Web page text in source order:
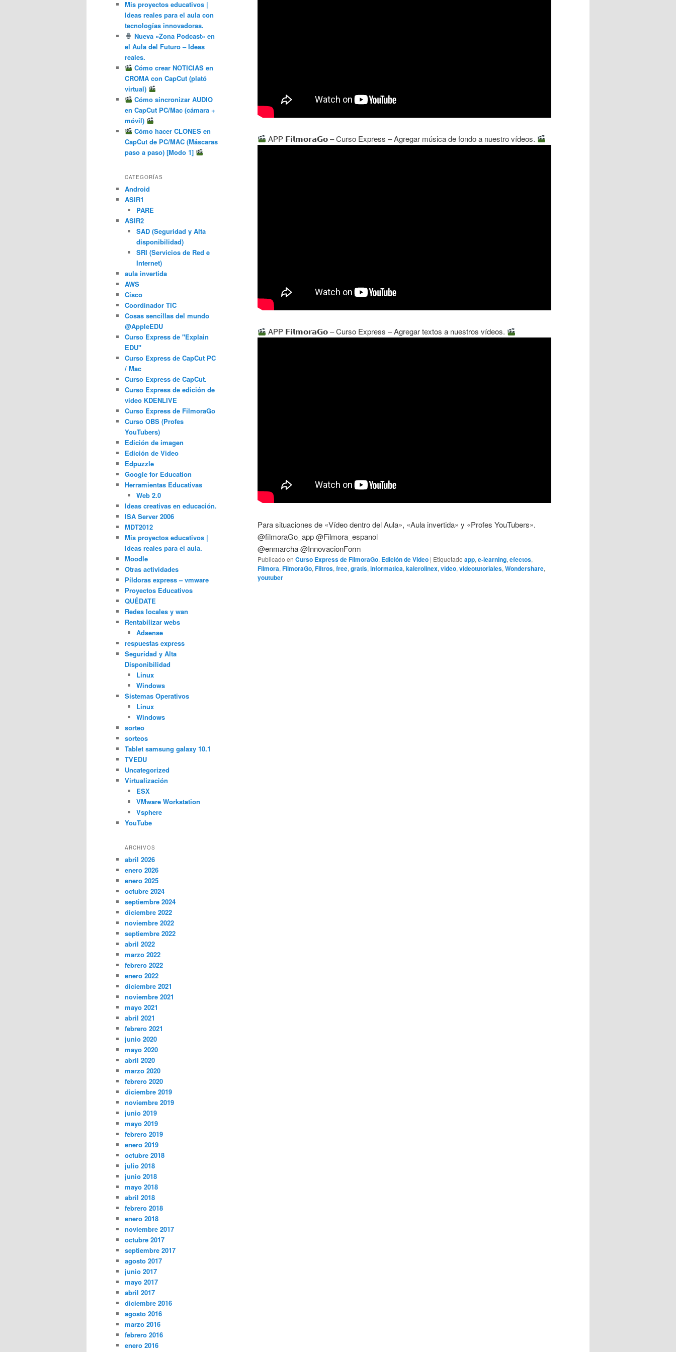
APP 𝗙𝗶𝗹𝗺𝗼𝗿𝗮𝗚𝗼 – Curso Express – Agregar música de fondo a nuestro vídeos.
APP 𝗙𝗶𝗹𝗺𝗼𝗿𝗮𝗚𝗼 – Curso Express – Agregar textos a nuestros vídeos.
Para situaciones de «Vídeo dentro del Aula», «Aula invertida» y «Profes YouTubers».
@filmoraGo_app@Filmora_espanol
@enmarcha@InnovacionForm
Publicado en Curso Express de FilmoraGo, Edición de Video | Etiquetado app, e-learning, efectos,
Filmora, FilmoraGo, Filtros, free, gratis, informatica, kalerolinex, video, videotutoriales, Wondershare,
youtuber
Mis proyectos educativos |
Ideas reales para el aula con
tecnologías innovadoras.
Nueva «Zona Podcast» en
el Aula del Futuro – Ideas
reales.
Cómo crear NOTICIAS en
CROMA con CapCut (plató
virtual)
Cómo sincronizar AUDIO
en CapCut PC/Mac (cámara +
móvil)
Cómo hacer CLONES en
CapCut de PC/MAC (Máscaras
paso a paso) [Modo 1]
CATEGORÍAS
Android
ASIR1
PARE
ASIR2
SAD (Seguridad y Alta
disponibilidad)
SRI (Servicios de Red e
Internet)
aula invertida
AWS
Cisco
Coordinador TIC
Cosas sencillas del mundo
@AppleEDU
Curso Express de "Explain
EDU"
Curso Express de CapCut PC
/ Mac
Curso Express de CapCut.
Curso Express de edición de
video KDENLIVE
Curso Express de FilmoraGo
Curso OBS (Profes
YouTubers)
Edición de imagen
Edición de Video
Edpuzzle
Google for Education
Herramientas Educativas
Web 2.0
Ideas creativas en educación.
ISA Server 2006
MDT2012
Mis proyectos educativos |
Ideas reales para el aula.
Moodle
Otras actividades
Píldoras express – vmware
Proyectos Educativos
QUÉDATE
Redes locales y wan
Rentabilizar webs
Adsense
respuestas express
Seguridad y Alta
Disponibilidad
Linux
Windows
Sistemas Operativos
Linux
Windows
sorteo
sorteos
Tablet samsung galaxy 10.1
TVEDU
Uncategorized
Virtualización
ESX
VMware Workstation
Vsphere
YouTube
ARCHIVOS
abril 2026
enero 2026
enero 2025
octubre 2024
septiembre 2024
diciembre 2022
noviembre 2022
septiembre 2022
abril 2022
marzo 2022
febrero 2022
enero 2022
diciembre 2021
noviembre 2021
mayo 2021
abril 2021
febrero 2021
junio 2020
mayo 2020
abril 2020
marzo 2020
febrero 2020
diciembre 2019
noviembre 2019
junio 2019
mayo 2019
febrero 2019
enero 2019
octubre 2018
julio 2018
junio 2018
mayo 2018
abril 2018
febrero 2018
enero 2018
noviembre 2017
octubre 2017
septiembre 2017
agosto 2017
junio 2017
mayo 2017
abril 2017
diciembre 2016
agosto 2016
marzo 2016
febrero 2016
enero 2016